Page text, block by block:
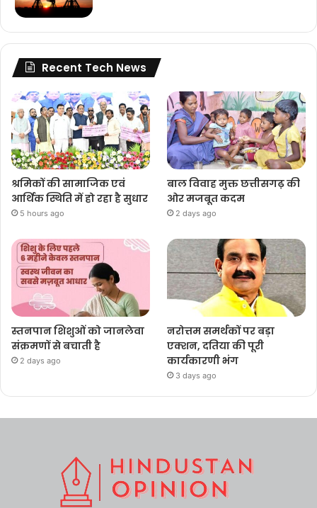
Recent Tech News
श्रमिकों की सामाजिक एवं
आर्थिक स्थिति में हो रहा है सुधार
5 hours ago
बाल विवाह मुक्त छत्तीसगढ़ की
ओर मजबूत कदम
2 days ago
स्तनपान शिशुओं को जानलेवा
संक्रमणों से बचाती है
2 days ago
नरोत्तम समर्थकों पर बड़ा
एक्शन, दतिया की पूरी
कार्यकारणी भंग
3 days ago